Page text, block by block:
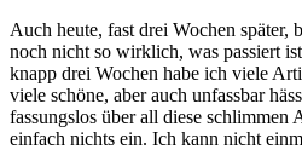
Auch heute, fast drei Wochen
noch nicht so wirklich, was passiert
knapp drei Wochen habe ich viele
viele schöne, aber auch unfassbar
fassungslos über all diese schlimmen
einfach nichts ein. Ich kann nicht